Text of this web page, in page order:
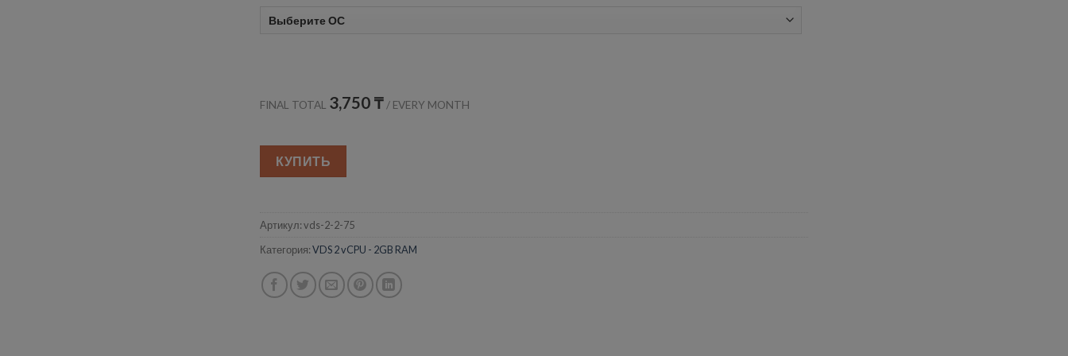
FINAL TOTAL 3,750 ₸ / EVERY MONTH
КУПИТЬ
Артикул:vds-2-2-75
Категория:VDS 2 vCPU - 2GB RAM